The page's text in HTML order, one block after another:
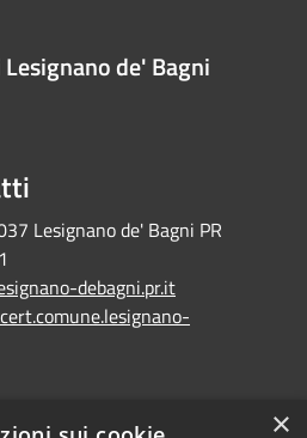
de' Bagni
Lesignano de' Bagni PR
debagni.pr.it
×